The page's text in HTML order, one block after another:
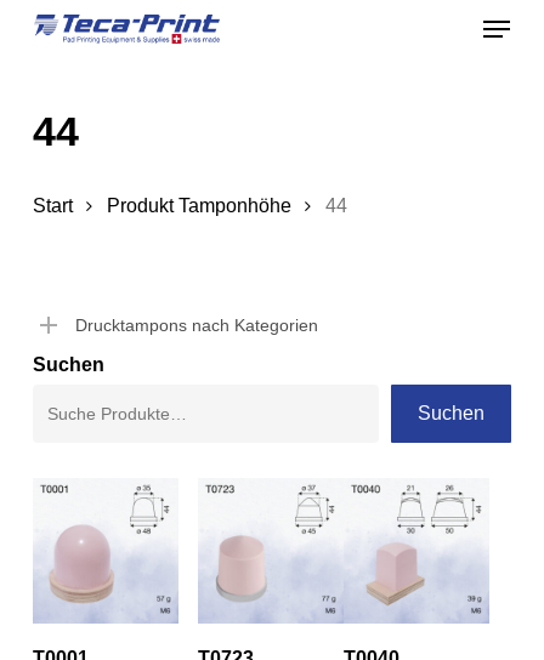
Skip
content
Menu
44
Start Produkt Tamponhöhe 44
Drucktampons nach Kategorien
Suchen
Suchen